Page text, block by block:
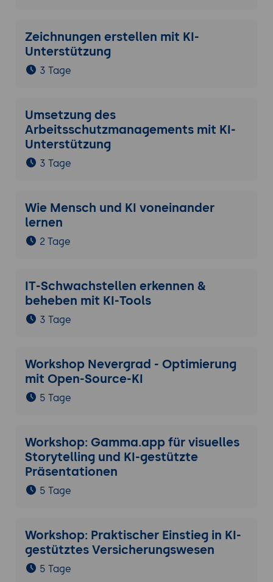
Zeichnungen erstellen mit KI-
Unterstützung
3 Tage
Umsetzung des
Arbeitsschutzmanagements mit KI-
Unterstützung
3 Tage
Wie Mensch und KI voneinander
lernen
2 Tage
IT-Schwachstellen erkennen &
beheben mit KI-Tools
3 Tage
Workshop Nevergrad - Optimierung
mit Open-Source-KI
5 Tage
Workshop: Gamma.app für visuelles
Storytelling und KI-gestützte
Präsentationen
5 Tage
Workshop: Praktischer Einstieg in KI-
gestütztes Versicherungswesen
5 Tage